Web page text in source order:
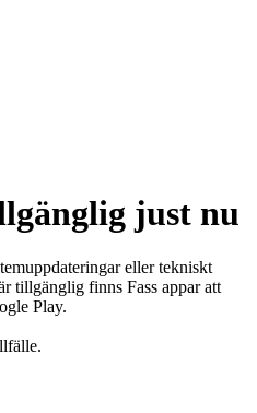
just nu
eller tekniskt
tillgänglig finns Fass appar att
Play.